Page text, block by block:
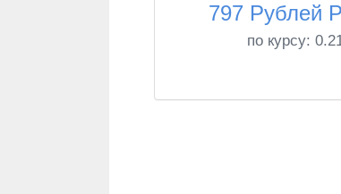
797 Рублей
по курсу: